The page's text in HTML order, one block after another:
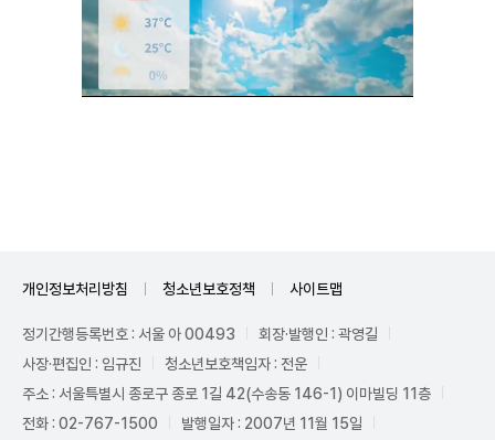
개인정보처리방침 청소년보호정책 사이트맵
정기간행등록번호 : 서울 아 00493
회장·발행인 : 곽영길
사장·편집인 : 임규진
청소년보호책임자 : 전운
주소 : 서울특별시 종로구 종로 1길 42(수송동 146-1) 이마빌딩 11층
전화 : 02-767-1500
발행일자 : 2007년 11월 15일